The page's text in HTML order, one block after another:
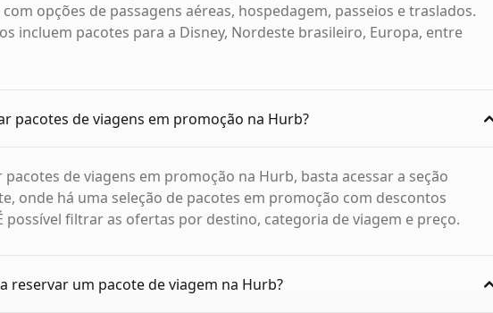
opções de passagens aéreas, hospedagem, passeios e traslados.
incluem pacotes para a Disney, Nordeste brasileiro, Europa, entre
pacotes de viagens em promoção na Hurb?
de viagens em promoção na Hurb, basta acessar a seção
onde há uma seleção de pacotes em promoção com descontos
possível filtrar as ofertas por destino, categoria de viagem e preço.
reservar um pacote de viagem na Hurb?